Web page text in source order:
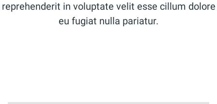
reprehenderit in voluptate velit esse cillum dolore
eu fugiat nulla pariatur.